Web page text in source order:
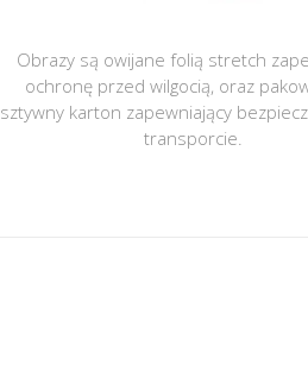
Obrazy są owijane folią stretch
ochronę przed wilgocią, oraz
sztywny karton zapewniający
transporcie.